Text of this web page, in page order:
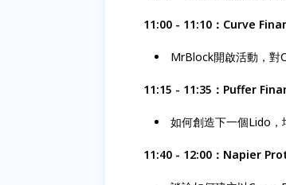
11:00 - 11:10：Curve
MrBlock開啟活動，對
11:15 - 11:35：Puffer
如何創造下一個Lido，
11:40 - 12:00：Napier